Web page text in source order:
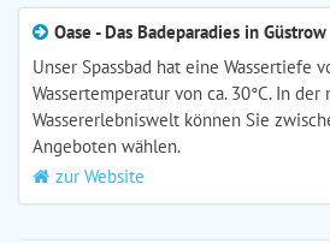
Oase - Das Badeparadies in Güstrow
Unser Spassbad hat eine Wassertiefe
Wassertemperatur von ca. 30°C. In
Wassererlebniswelt können Sie
Angeboten wählen.
zur Website